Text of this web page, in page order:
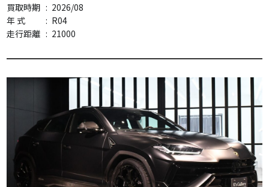
買取時期 : 2026/08
年 式
: R04
走行距離 : 21000